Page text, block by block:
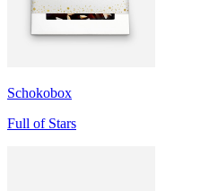
Schokobox
Full of Stars